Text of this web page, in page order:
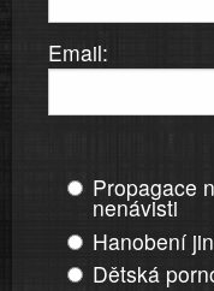
Email:
Propagace
nenávisti
Hanobení
Dětská